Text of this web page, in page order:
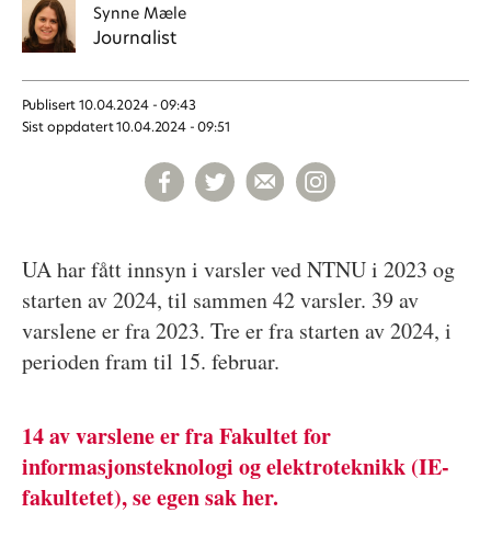
Synne Mæle
Journalist
Publisert 10.04.2024 - 09:43
Sist oppdatert 10.04.2024 - 09:51
UA har fått innsyn i varsler ved NTNU i 2023 og
starten av 2024, til sammen 42 varsler. 39 av
varslene er fra 2023. Tre er fra starten av 2024, i
perioden fram til 15. februar.
14 av varslene er fra Fakultet for
informasjonsteknologi og elektroteknikk (IE-
fakultetet), se egen sak her.